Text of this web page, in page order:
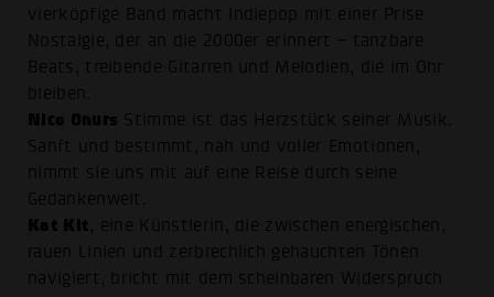
vierköpfige Band macht Indiepop mit einer Prise
Nostalgie, der an die 2000er erinnert – tanzbare
Beats, treibende Gitarren und Melodien, die im Ohr
bleiben.
Nico Onurs Stimme ist das Herzstück seiner Musik.
Sanft und bestimmt, nah und voller Emotionen,
nimmt sie uns mit auf eine Reise durch seine
Gedankenwelt.
Kat Kit , eine Künstlerin, die zwischen energischen,
rauen Linien und zerbrechlich gehauchten Tönen
navigiert, bricht mit dem scheinbaren Widerspruch